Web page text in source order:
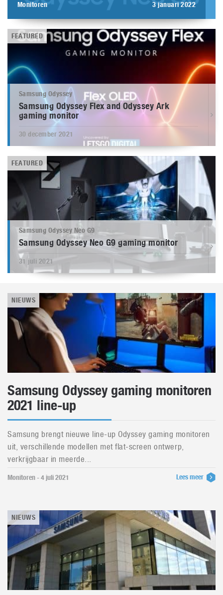
Monitoren 3 januari 2022
FEATURED
Samsung Odyssey
Samsung Odyssey Flex and Odyssey Ark
gaming monitor
30 december 2021
FEATURED
Samsung Odyssey Neo G9
Samsung Odyssey Neo G9 gaming monitor
31 juli 2021
NIEUWS
Samsung Odyssey gaming monitoren
2021 line-up
Samsung brengt nieuwe line-up Odyssey gaming monitoren
uit, verschillende modellen met flat-screen ontwerp,
verkrijgbaar in meerde...
Monitoren - 4 juli 2021 Lees meer
NIEUWS